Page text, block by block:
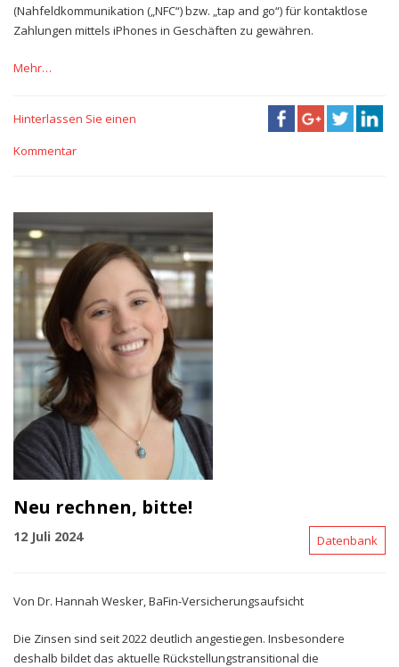
(Nahfeldkommunikation („NFC“) bzw. „tap and go“) für kontaktlose
Zahlungen mittels iPhones in Geschäften zu gewähren.
Mehr…
Hinterlassen Sie einen
Kommentar
Neu rechnen, bitte!
12 Juli 2024 Datenbank
Von Dr. Hannah Wesker, BaFin-Versicherungsaufsicht
Die Zinsen sind seit 2022 deutlich angestiegen. Insbesondere
deshalb bildet das aktuelle Rückstellungstransitional die